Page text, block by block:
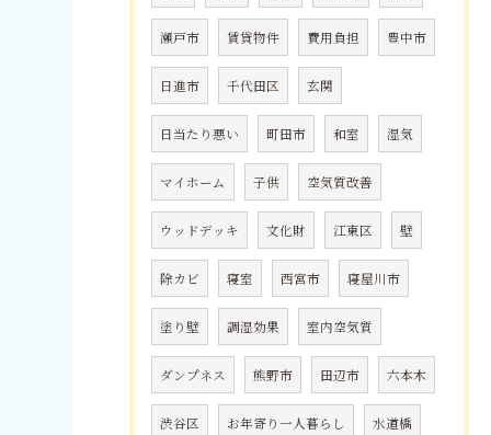
瀬戸市 賃貸物件 費用負担 豊中市
日進市 千代田区 玄関
日当たり悪い 町田市 和室 湿気
マイホーム 子供 空気質改善
ウッドデッキ 文化財 江東区 壁
除カビ 寝室 西宮市 寝屋川市
塗り壁 調湿効果 室内空気質
ダンプネス 熊野市 田辺市 六本木
渋谷区 お年寄り一人暮らし 水道橋